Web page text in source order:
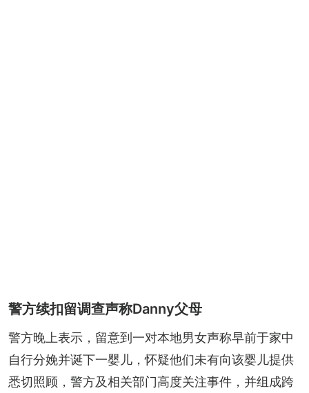
警方续扣留调查声称Danny父母
警方晚上表示，留意到一对本地男女声称早前于家中
自行分娩并诞下一婴儿，怀疑他们未有向该婴儿提供
悉切照顾，警方及相关部门高度关注事件，并组成跨